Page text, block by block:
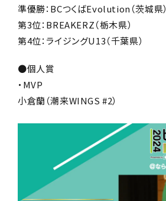
準優勝：BCつくばEvolution（茨城県）
第3位：BREAKERZ（栃木県）
第4位：ライジングU13（千葉県）
●個人賞
・MVP
小倉蘭（潮来WINGS #2）